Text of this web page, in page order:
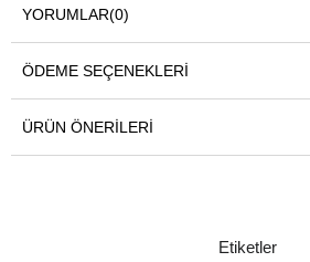
YORUMLAR(0)
ÖDEME SEÇENEKLERI
ÜRÜN ÖNERILERI
Etiketler